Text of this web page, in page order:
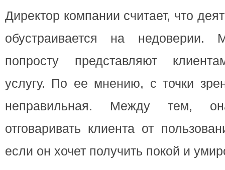
Директор компании считает, что
обустраивается на
попросту представляют
услугу. По ее мнению, с точки
неправильная. Между тем,
отговаривать клиента от
если он хочет получить покой и